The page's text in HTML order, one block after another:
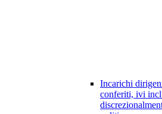
Incarichi
conferiti, ivi